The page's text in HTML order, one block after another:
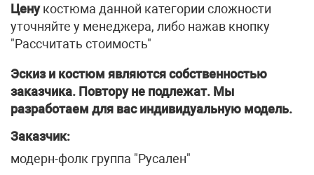
Ценукостюма данной категории сложности
уточняйте у менеджера, либо нажав кнопку
"Рассчитать стоимость"
Эскиз и костюм являются собственностью
заказчика. Повтору не подлежат. Мы
разработаем для вас индивидуальную модель.
Заказчик:
модерн-фолк группа "Русален"